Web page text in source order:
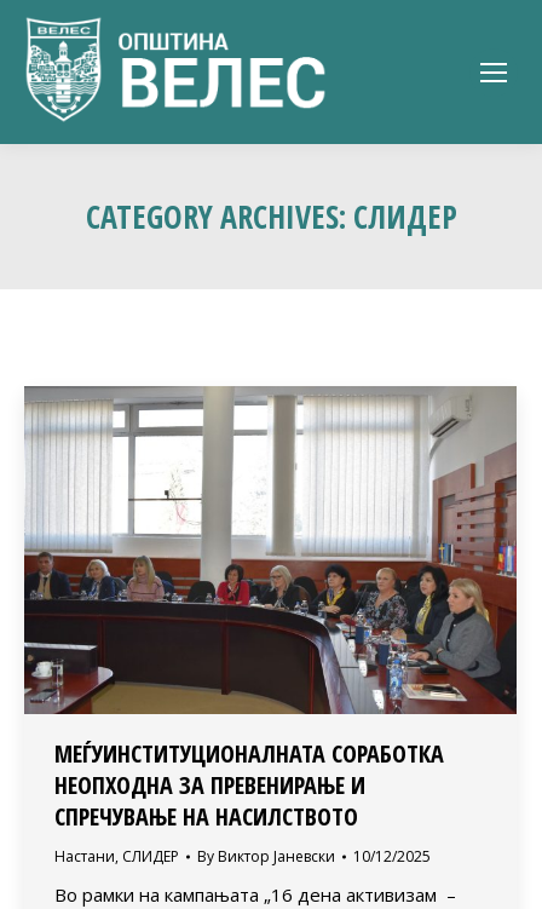
CATEGORY ARCHIVES: СЛИДЕР
МЕЃУИНСТИТУЦИОНАЛНАТА СОРАБОТКА
НЕОПХОДНА ЗА ПРЕВЕНИРАЊЕ И
СПРЕЧУВАЊЕ НА НАСИЛСТВОТО
Настани, СЛИДЕР By Виктор Јаневски 10/12/2025
Во рамки на кампањата „16 дена активизам –